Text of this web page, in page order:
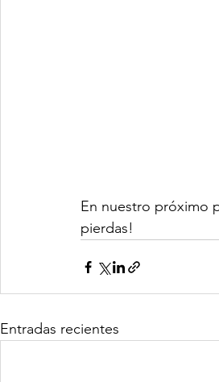
En nuestro próximo
pierdas!
Entradas recientes